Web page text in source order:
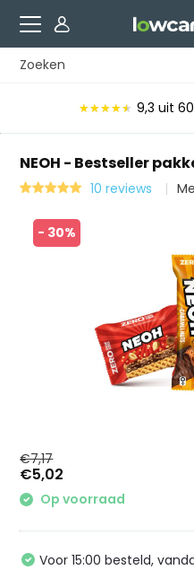
Kiyoh reviews
NEOH - Bestseller
10 reviews
- 30%
€7,17
€5,02
Op voorraad
Voor 15:00 besteld,